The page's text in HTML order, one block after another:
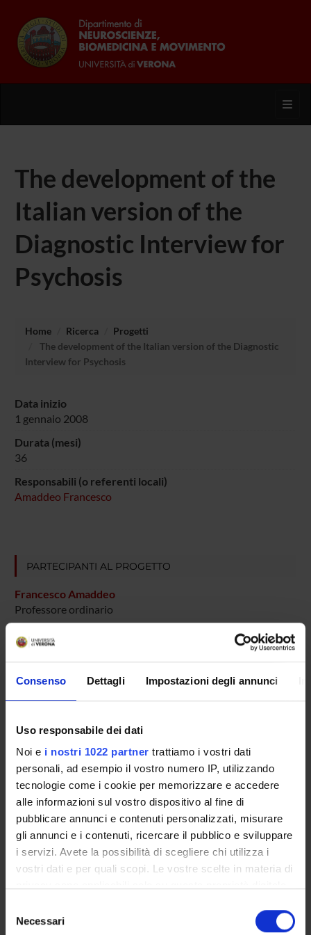
Consenso Dettagli Impostazioni degli annunci
Uso responsabile dei dati
Noi e i nostri 1022 partner trattiamo i vostri dati
personali, ad esempio il vostro numero IP, utilizzando
tecnologie come i cookie per memorizzare e accedere
alle informazioni sul vostro dispositivo al fine di
pubblicare annunci e contenuti personalizzati, misurare
gli annunci e i contenuti, ricercare il pubblico e sviluppare
i servizi. Avete la possibilità di scegliere chi utilizza i
vostri dati e per quali scopi. Le vostre scelte in materia di
modificare o revocare il proprio consenso in qualsiasi
delNecessari
The development of the
Italian version of the
Diagnostic Interview for
Psychosis
Home Ricerca
Progetti
The development of the Italian version of the Diagnostic
Interview for Psychosis
Data inizio
1 gennaio 2008
Durata (mesi)
36
Responsabili (o referenti locali)
Amaddeo Francesco
PARTECIPANTI AL PROGETTO
Francesco Amaddeo
Professore ordinario
AREE DI RICERCA COINVOLTE DAL PROGETTO
SEZIONI
Psichiatria
ATTIVITÀ
GRUPPI DI RICERCA
SEZIONI